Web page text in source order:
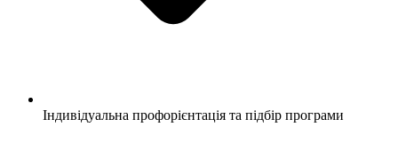
Індивідуальна профорієнтація та підбір програми